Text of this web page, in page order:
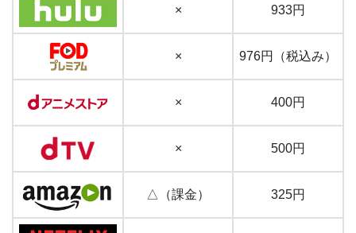
× 933円
× 976円（税込み）
× 400円
× 500円
△（課金） 325円